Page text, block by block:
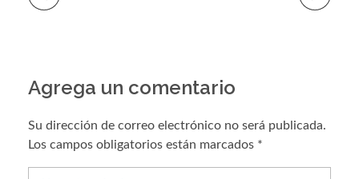
Agrega un comentario
Su dirección de correo electrónico no será publicada.
Los campos obligatorios están marcados *